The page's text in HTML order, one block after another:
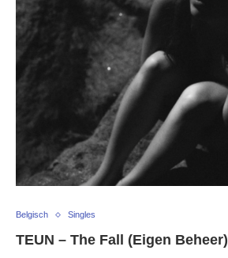
Belgisch Singles
TEUN – The Fall (Eigen Beheer)